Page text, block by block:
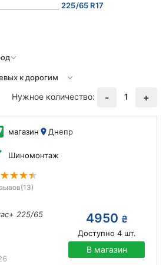
225/65 R17
Нужное количество:
- 1 +
магазин Днепр
Шиномонтаж
(13)
225/65
4950 ₴
Доступно 4шт.
В магазин